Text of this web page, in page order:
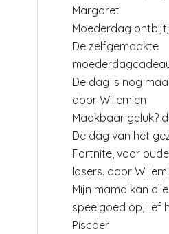
Margaret
Moederdag
De zelfgemaakte
De dag is nog
door Willemien
Maakbaar geluk?
De dag van het
Fortnite, voor
losers. door
Mijn mama kan
speelgoed op, lief
Piscaer